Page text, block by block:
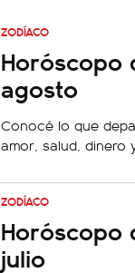
ZODÍACO
Horóscopo
agosto
Conocé lo que
amor, salud, dinero
ZODÍACO
Horóscopo
julio